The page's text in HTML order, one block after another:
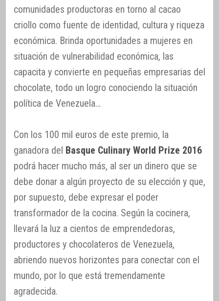
comunidades productoras en torno al cacao
criollo como fuente de identidad, cultura y riqueza
económica. Brinda oportunidades a mujeres en
situación de vulnerabilidad económica, las
capacita y convierte en pequeñas empresarias del
chocolate, todo un logro conociendo la situación
política de Venezuela…
Con los 100 mil euros de este premio, la
ganadora del Basque Culinary World Prize 2016
podrá hacer mucho más, al ser un dinero que se
debe donar a algún proyecto de su elección y que,
por supuesto, debe expresar el poder
transformador de la cocina. Según la cocinera,
llevará la luz a cientos de emprendedoras,
productores y chocolateros de Venezuela,
abriendo nuevos horizontes para conectar con el
mundo, por lo que está tremendamente
agradecida.